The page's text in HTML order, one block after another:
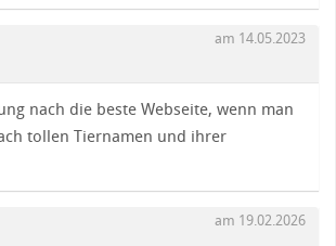
am 14.05.2023
nach die beste Webseite, wenn man
tollen Tiernamen und ihrer
am 19.02.2026